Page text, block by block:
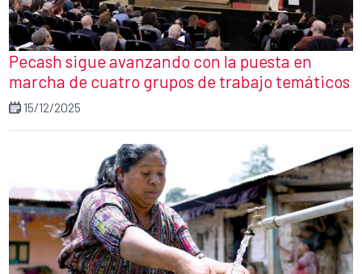
Pecash sigue avanzando con la puesta en
marcha de cuatro grupos de trabajo temáticos
15/12/2025